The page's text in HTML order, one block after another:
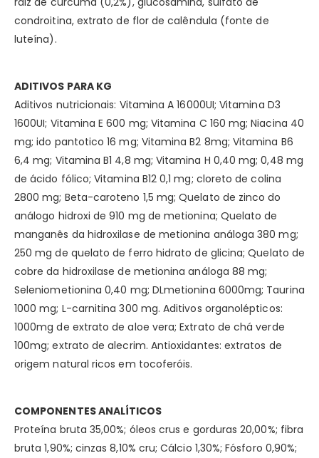
condroitina, extrato de flor de calêndula (fonte de
luteína).
ADITIVOS PARA KG
Aditivos nutricionais: Vitamina A 16000UI; Vitamina D3
1600UI; Vitamina E 600 mg; Vitamina C 160 mg; Niacina 40
mg; ido pantotico 16 mg; Vitamina B2 8mg; Vitamina B6
6,4 mg; Vitamina B1 4,8 mg; Vitamina H 0,40 mg; 0,48 mg
de ácido fólico; Vitamina B12 0,1 mg; cloreto de colina
2800 mg; Beta-caroteno 1,5 mg; Quelato de zinco do
análogo hidroxi de 910 mg de metionina; Quelato de
manganês da hidroxilase de metionina análoga 380 mg;
250 mg de quelato de ferro hidrato de glicina; Quelato de
cobre da hidroxilase de metionina análoga 88 mg;
Seleniometionina 0,40 mg; DLmetionina 6000mg; Taurina
1000 mg; L-carnitina 300 mg. Aditivos organolépticos:
1000mg de extrato de aloe vera; Extrato de chá verde
100mg; extrato de alecrim. Antioxidantes: extratos de
origem natural ricos em tocoferóis.
COMPONENTES ANALÍTICOS
Proteína bruta 35,00%; óleos crus e gorduras 20,00%; fibra
bruta 1,90%; cinzas 8,10% cru; Cálcio 1,30%; Fósforo 0,90%;